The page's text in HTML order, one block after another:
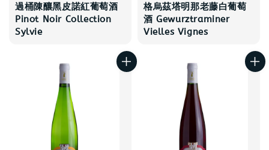
過桶陳釀黑皮諾紅葡萄酒
Pinot Noir Collection
Sylvie
格烏茲塔明那老藤白葡萄
酒 Gewurztraminer
Vielles Vignes